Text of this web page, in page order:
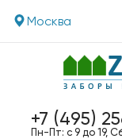
Москва
+7 (495)
Пн-Пт: с 9 до 19,